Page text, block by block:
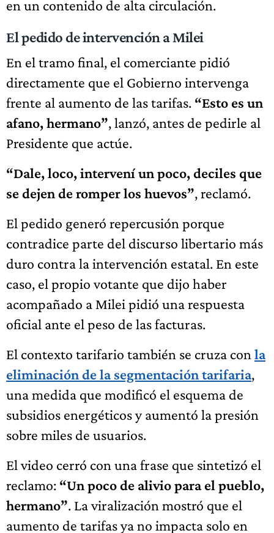
en un contenido de alta circulación.
El pedido de intervención a Milei
En el tramo final, el comerciante pidió
directamente que el Gobierno intervenga
frente al aumento de las tarifas. “Esto es un
afano, hermano”, lanzó, antes de pedirle al
Presidente que actúe.
“Dale, loco, intervení un poco, deciles que
se dejen de romper los huevos”, reclamó.
El pedido generó repercusión porque
contradice parte del discurso libertario más
duro contra la intervención estatal. En este
caso, el propio votante que dijo haber
acompañado a Milei pidió una respuesta
oficial ante el peso de las facturas.
El contexto tarifario también se cruza con la
eliminación de la segmentación tarifaria,
una medida que modificó el esquema de
subsidios energéticos y aumentó la presión
sobre miles de usuarios.
El video cerró con una frase que sintetizó el
reclamo: “Un poco de alivio para el pueblo,
hermano”. La viralización mostró que el
aumento de tarifas ya no impacta solo en